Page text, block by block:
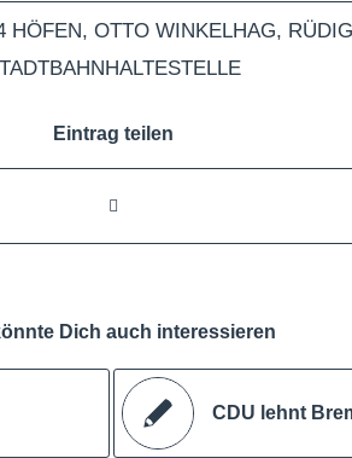
HÖFEN, OTTO WINKELHAG,
Eintrag teilen
Dich auch interessieren
CDU lehnt